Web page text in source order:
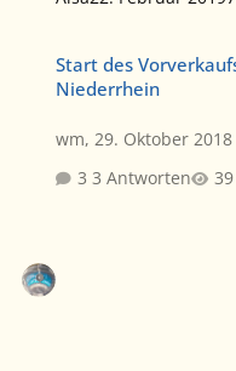
Start des
Niederrhein
wm,29. Oktober 2018
3 Antworten